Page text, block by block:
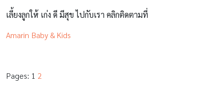
เลี้ยงลูกให้ เก่ง ดี มีสุข ไปกับเรา คลิกติดตามที่
Amarin Baby & Kids
Pages: 1 2